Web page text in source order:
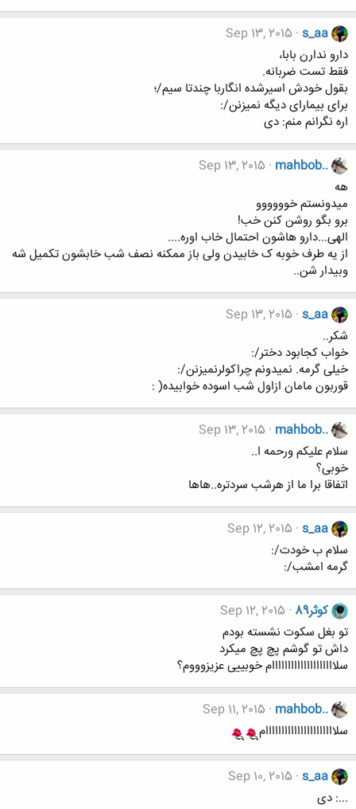
s_aa
Sep 13, 2015
دارو ندارن بابا،
فقط تست ضربانه.
بقول خودش اسیرشده انگاربا چندتا سیم/؛
برای بیمارای دیگه نمیزنن/:
اره نگرانم منم: دی
mahbob..
Sep 13, 2015
هه
میدونستم خوووووو
برو بگو روشن کنن خب!
الهی...دارو هاشون احتمال خاب اوره....
از یه طرف خوبه ک خابیدن ولی باز ممکنه نصف شب خابشون تکمیل شه
وبیدار شن..
s_aa
Sep 13, 2015
شکر..
خواب کجابود دختر/:
خیلی گرمه. نمیدونم چراکولرنمیزنن/:
قوربون مامان ازاول شب اسوده خوابیده( :
mahbob..
Sep 13, 2015
سلام علیکم ورحمه ا..
خوبی؟
اتفاقا برا ما از هرشب سردتره..هاها
s_aa
Sep 12, 2015
سلام ب خودت/:
گرمه امشب/:
کوثر89
Sep 12, 2015
تو بغل سکوت نشسته بودم
داش تو گوشم پچ پچ میکرد
سلاااااااااااااااااااام خوبییی عزیزوووم؟
mahbob..
Sep 11, 2015
سلاااااااااااااااااااااام
s_aa
Sep 10, 2015
...: دی